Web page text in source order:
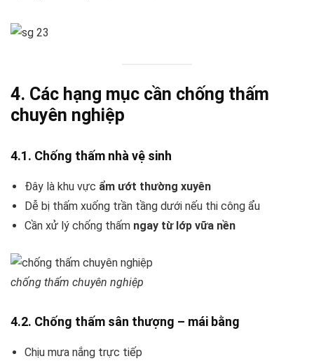
4. Các hạng mục cần chống thấm
chuyên nghiệp
4.1. Chống thấm nhà vệ sinh
Đây là khu vực ẩm ướt thường xuyên
Dễ bị thấm xuống trần tầng dưới nếu thi công ẩu
Cần xử lý chống thấm ngay từ lớp vữa nền
chống thấm chuyên nghiệp
4.2. Chống thấm sân thượng – mái bằng
Chịu mưa nắng trực tiếp